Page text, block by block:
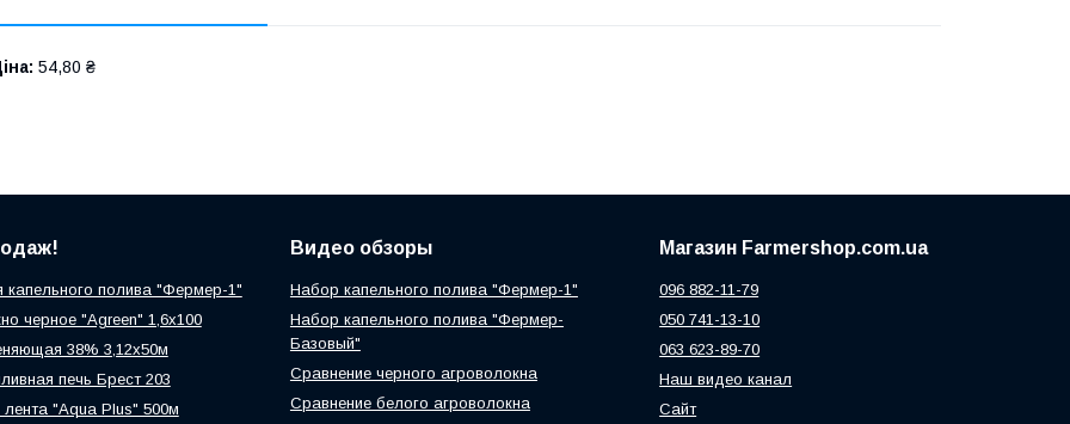
54,80 ₴
полива "Фермер-1"
черное "Agreen" 1,6х100
38% 3,12х50м
печь Брест 203
лента "Aqua Plus" 500м
Видео обзоры
Набор капельного полива "Фермер-1"
Набор капельного полива "Фермер-
Базовый"
Сравнение черного агроволокна
Сравнение белого агроволокна
Магазин Farmershop.com.ua
096 882-11-79
050 741-13-10
063 623-89-70
Наш видео канал
Сайт